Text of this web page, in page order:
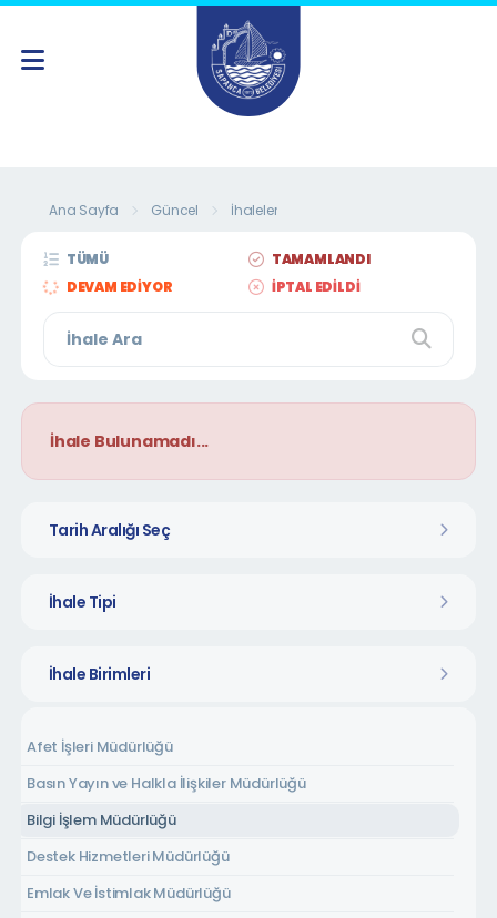
Tarih Aralığı Seç
İhale Tipi
İhale Birimleri
Afet İşleri Müdürlüğü
Basın Yayın ve Halkla İlişkiler Müdürlüğü
Bilgi İşlem Müdürlüğü
Destek Hizmetleri Müdürlüğü
Emlak Ve İstimlak Müdürlüğü
Ana Sayfa Güncel İhaleler
TÜMÜ
TAMAMLANDI
DEVAM EDIYOR
İPTAL EDILDI
İhale Bulunamadı...